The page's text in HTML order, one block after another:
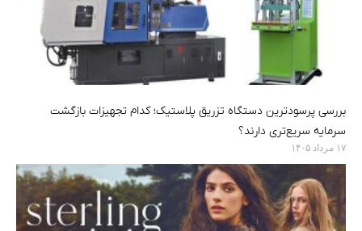
بررسی پرسودترین دستگاه تزریق پلاستیک؛ کدام تجهیزات بازگشت
سرمایه سریع‌تری دارند؟
۱۷ مرداد ۱۴۰۵